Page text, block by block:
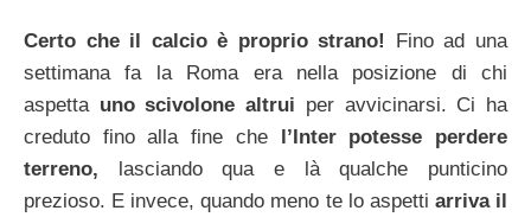
Certo che il calcio è proprio strano! Fino ad una
settimana fa la Roma era nella posizione di chi
aspetta uno scivolone altrui per avvicinarsi. Ci ha
creduto fino alla fine chel’Inter potesse perdere
terreno, lasciando qua e là qualche punticino
prezioso. E invece, quando meno te lo aspetti arriva il